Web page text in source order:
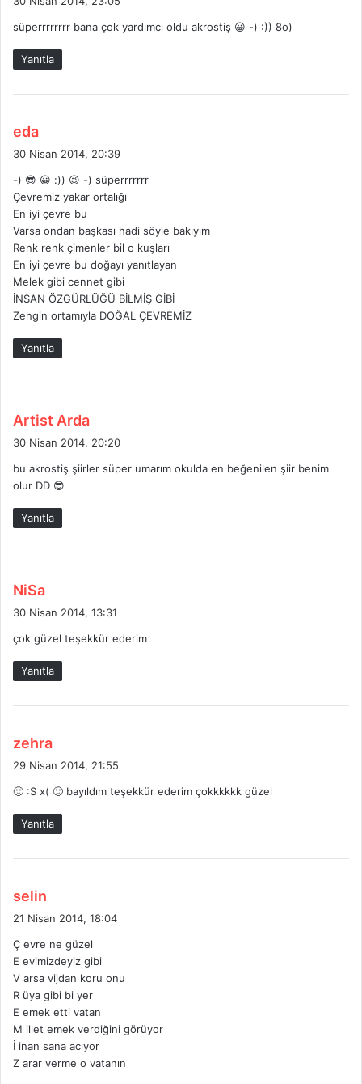
i
k
i
süperrrrrrrr bana çok yardımcı oldu akrostiş 😀 -) :)) 8o)
Yanıtla
eda
e
i
k
30 Nisan 2014, 20:39
-) 😎 😀 :)) 😉 -) süperrrrrrr
Çevremiz yakar ortalığı
En iyi çevre bu
Varsa ondan başkası hadi söyle bakıyım
Renk renk çimenler bil o kuşları
En iyi çevre bu doğayı yanıtlayan
Melek gibi cennet gibi
İNSAN ÖZGÜRLÜĞÜ BİLMİŞ GİBİ
Zengin ortamıyla DOĞAL ÇEVREMİZ
Yanıtla
Artist Arda
e
i
30 Nisan 2014, 20:20
bu akrostiş şiirler süper umarım okulda en beğenilen şiir benim
olur DD 😎
Yanıtla
NiSa
i
k
i
30 Nisan 2014, 13:31
çok güzel teşekkür ederim
Yanıtla
zehra
i
k
i
29 Nisan 2014, 21:55
🙂 :S x( 🙂 bayıldım teşekkür ederim çokkkkkk güzel
Yanıtla
selin
k
:
21 Nisan 2014, 18:04
Ç evre ne güzel
E evimizdeyiz gibi
V arsa vijdan koru onu
R üya gibi bi yer
E emek etti vatan
M illet emek verdiğini görüyor
İ inan sana acıyor
Z arar verme o vatanın